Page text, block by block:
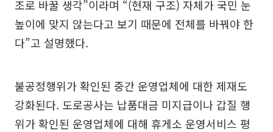
조로 바꿀 생각”이라며 “(현재 구조) 자체가 국민 눈
높이에 맞지 않는다고 보기 때문에 전체를 바꿔야 한
다”고 설명했다.
불공정행위가 확인된 중간 운영업체에 대한 제재도
강화된다. 도로공사는 납품대금 미지급이나 갑질 행
위가 확인된 운영업체에 대해 휴게소 운영서비스 평